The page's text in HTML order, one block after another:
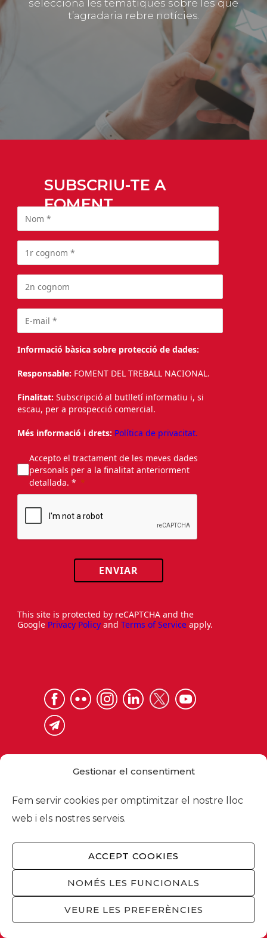
Gestionar el consentiment
Fem servir cookies per omptimitzar el nostre lloc
web i els nostres serveis.
ACCEPT COOKIES
NOMÉS LES FUNCIONALS
VEURE LES PREFERÈNCIES
selecciona les temàtiques sobre les que
t’agradaria rebre notícies.
SUBSCRIU-TE A
FOMENT
Informació bàsica sobre protecció de dades:
Responsable: FOMENT DEL TREBALL NACIONAL.
Finalitat: Subscripció al butlletí informatiu i, si
escau, per a prospecció comercial.
Més informació i drets: Política de privacitat.
Accepto el tractament de les meves dades
personals per a la finalitat anteriorment
detallada. *
ENVIAR
This site is protected by reCAPTCHA and the
Google Privacy Policy and Terms of Service apply.
foment@foment.com
© 2026 - Foment del Treball Nacional
Nosaltres/Associats/Comissions/